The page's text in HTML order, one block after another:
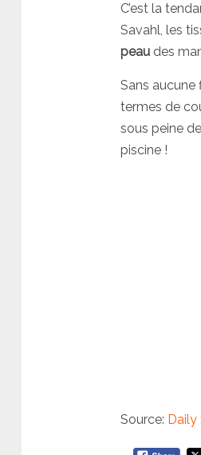
C’est la
Savahl, les
peau des
Sans aucune
termes de
sous peine
piscine !
Source: Daily